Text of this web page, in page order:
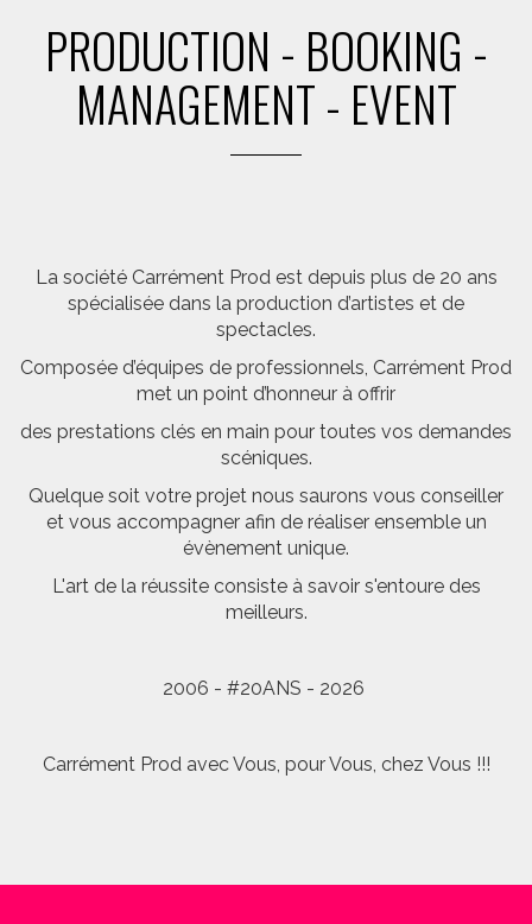
PRODUCTION - BOOKING -
MANAGEMENT - EVENT
La société Carrément Prod est depuis plus de 20 ans
spécialisée dans la production d’artistes et de
spectacles.
Composée d’équipes de professionnels, Carrément Prod
met un point d’honneur à offrir
des prestations clés en main pour toutes vos demandes
scéniques.
Quelque soit votre projet nous saurons vous conseiller
et vous accompagner afin de réaliser ensemble un
évènement unique.
L'art de la réussite consiste à savoir s'entoure des
meilleurs.
2006 - #20ANS - 2026
Carrément Prod avec Vous, pour Vous, chez Vous !!!